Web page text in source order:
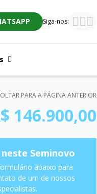
Siga-nos:
PARA A PÁGINA ANTERIOR
146.900,00
Seminovo
abaixo para
de um de nossos